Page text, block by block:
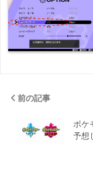
前の記事
ポケ
予想